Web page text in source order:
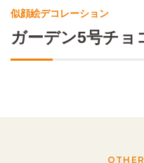
似顔絵デコレーション
ガーデン5号チョ